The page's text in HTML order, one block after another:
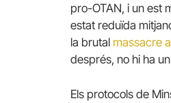
pro-OTAN, i un est
estat reduïda
la brutal massacre
després, no hi ha
Els protocols de